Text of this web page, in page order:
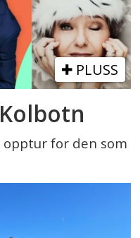
PLUSS
for den som